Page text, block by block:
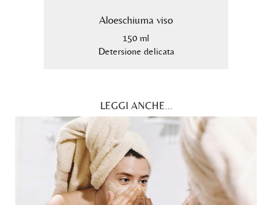
Aloeschiuma viso
150 ml
Detersione delicata
LEGGI ANCHE...